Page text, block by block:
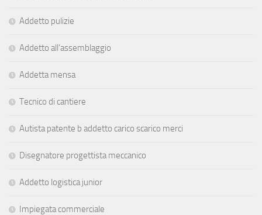
Addetto pulizie
Addetto all’assemblaggio
Addetta mensa
Tecnico di cantiere
Autista patente b addetto carico scarico merci
Disegnatore progettista meccanico
Addetto logistica junior
Impiegata commerciale